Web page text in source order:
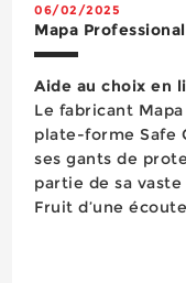
06/02/2025
Mapa Professional
Aide au choix en
Le fabricant
plate-forme Safe
ses gants de
partie de sa
Fruit d’une